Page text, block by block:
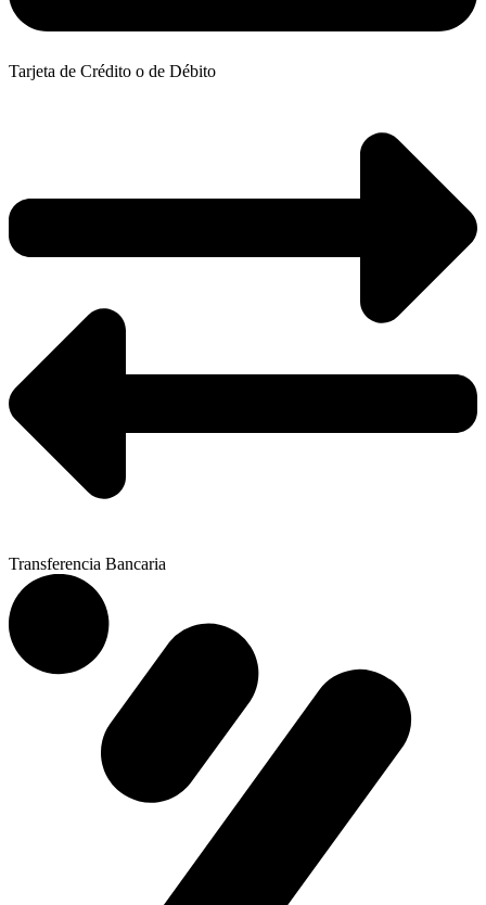
Tarjeta de Crédito o de Débito
Transferencia Bancaria